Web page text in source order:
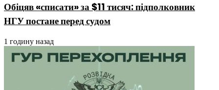
Обіцяв «списати» за $11 тисяч: підполковник
НГУ постане перед судом
1 годину назад